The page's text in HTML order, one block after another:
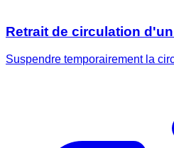
Retrait de circulation
Suspendre temporairement la